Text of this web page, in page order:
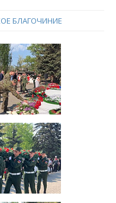
БЛАГОЧИНИЕ